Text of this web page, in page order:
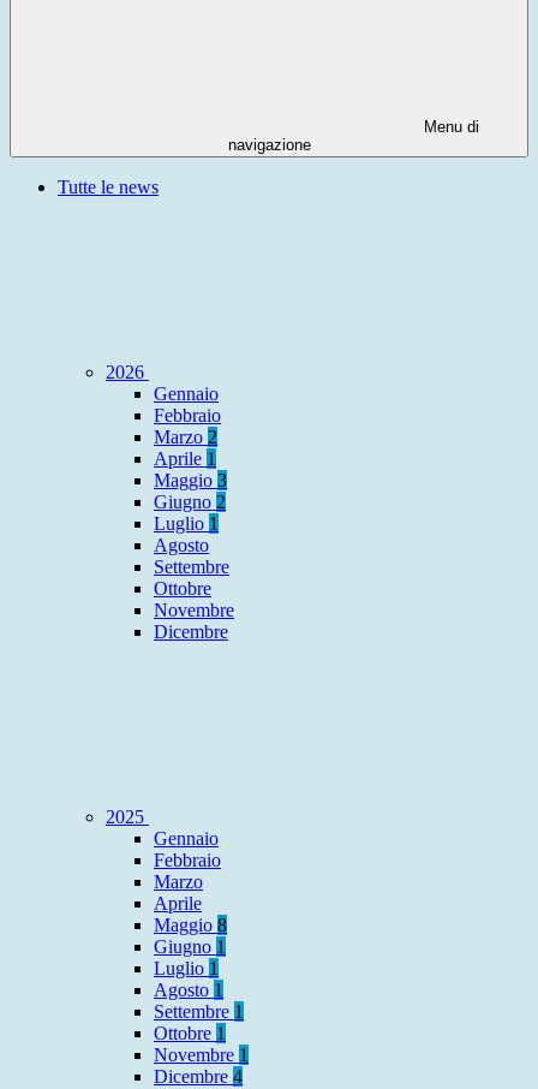
Menu di
navigazione
Tutte le news
2026
Gennaio
Febbraio
Marzo 2
Aprile 1
Maggio 3
Giugno 2
Luglio 1
Agosto
Settembre
Ottobre
Novembre
Dicembre
2025
Gennaio
Febbraio
Marzo
Aprile
Maggio 8
Giugno 1
Luglio 1
Agosto 1
Settembre 1
Ottobre 1
Novembre 1
Dicembre 4